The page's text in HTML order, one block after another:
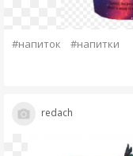
#напиток #напитки
redach